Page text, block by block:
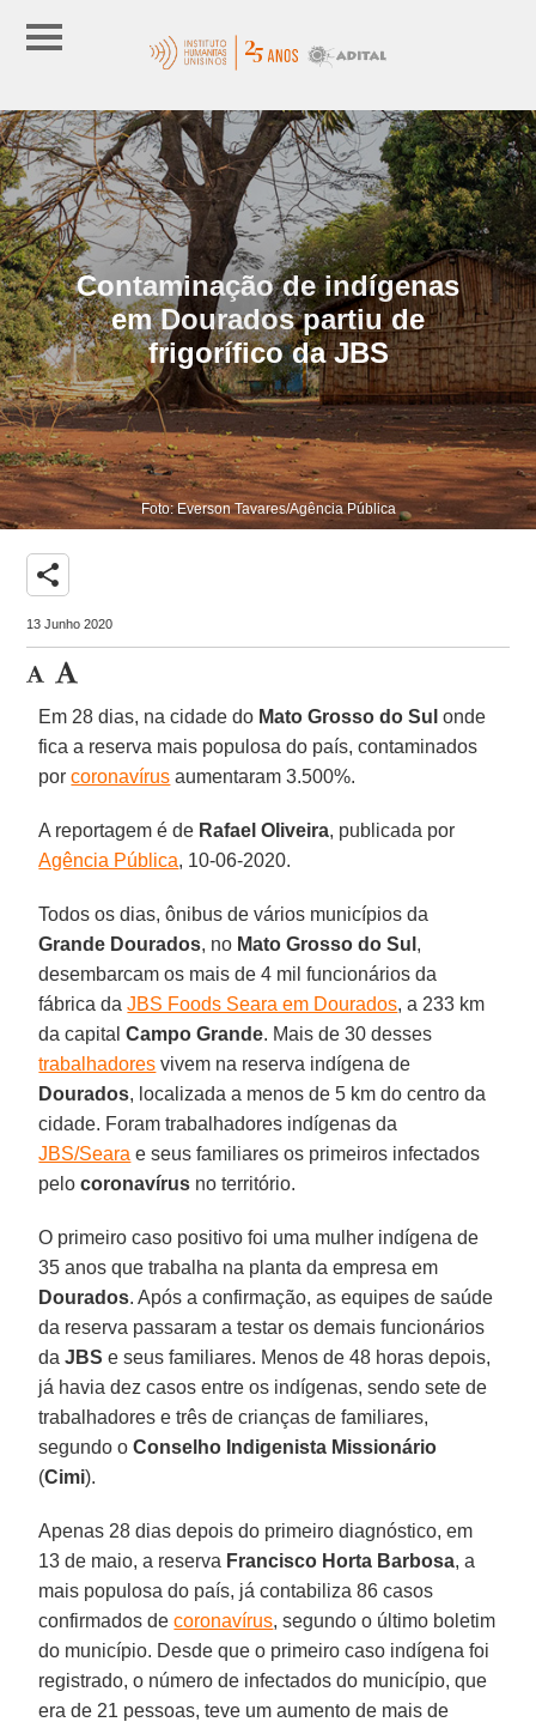
Contaminação de indígenas
em Dourados partiu de
frigorífico da JBS
Foto: Everson Tavares/Agência Pública
share
13 Junho 2020
Em 28 dias, na cidade do Mato Grosso do Sul onde
fica a reserva mais populosa do país, contaminados
porcoronavírus aumentaram 3.500%.
A reportagem é de Rafael Oliveira, publicada por
Agência Pública, 10-06-2020.
Todos os dias, ônibus de vários municípios da
Grande Dourados, no Mato Grosso do Sul ,
desembarcam os mais de 4 mil funcionários da
fábrica daJBS Foods Seara em Dourados, a 233 km
da capitalCampo Grande. Mais de 30 desses
trabalhadores vivem na reserva indígena de
Dourados, localizada a menos de 5 km do centro da
cidade. Foram trabalhadores indígenas da
JBS/Seara e seus familiares os primeiros infectados
pelocoronavírus no território.
O primeiro caso positivo foi uma mulher indígena de
35 anos que trabalha na planta da empresa em
Dourados. Após a confirmação, as equipes de saúde
da reserva passaram a testar os demais funcionários
daJBS e seus familiares. Menos de 48 horas depois,
já havia dez casos entre os indígenas, sendo sete de
trabalhadores e três de crianças de familiares,
segundo oConselho Indigenista Missionário
(Cimi).
Apenas 28 dias depois do primeiro diagnóstico, em
13 de maio, a reserva Francisco Horta Barbosa, a
mais populosa do país, já contabiliza 86 casos
confirmados decoronavírus, segundo o último boletim
do município. Desde que o primeiro caso indígena foi
registrado, o número de infectados do município, que
era de 21 pessoas, teve um aumento de mais de